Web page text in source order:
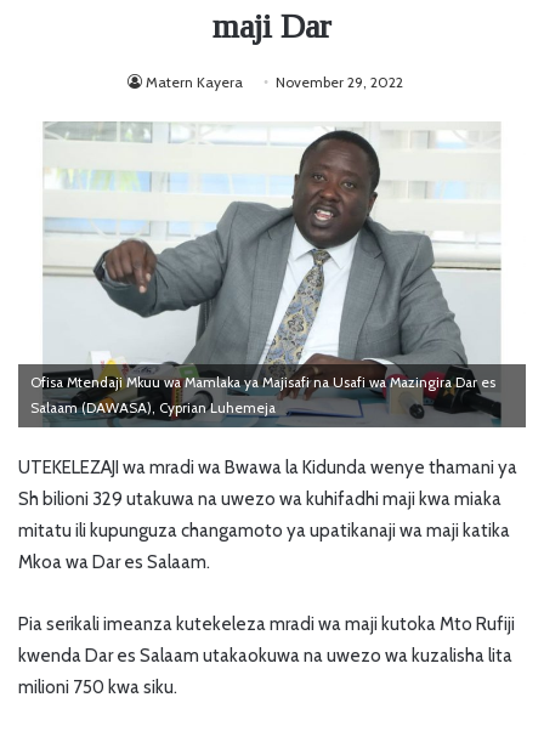
maji Dar
Matern Kayera November 29, 2022
Ofisa Mtendaji Mkuu wa Mamlaka ya Majisafi na Usafi wa Mazingira Dar es
Salaam (DAWASA), Cyprian Luhemeja
UTEKELEZAJI wa mradi wa Bwawa la Kidunda wenye thamani ya
Sh bilioni 329 utakuwa na uwezo wa kuhifadhi maji kwa miaka
mitatu ili kupunguza changamoto ya upatikanaji wa maji katika
Mkoa wa Dar es Salaam.
Pia serikali imeanza kutekeleza mradi wa maji kutoka Mto Rufiji
kwenda Dar es Salaam utakaokuwa na uwezo wa kuzalisha lita
milioni 750 kwa siku.